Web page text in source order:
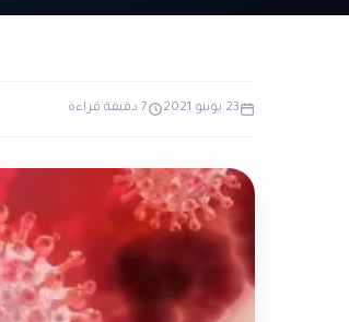
23 يونيو 2021 7 دقيقة قراءة